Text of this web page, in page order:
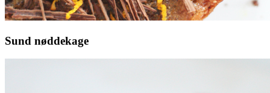
Sund nøddekage